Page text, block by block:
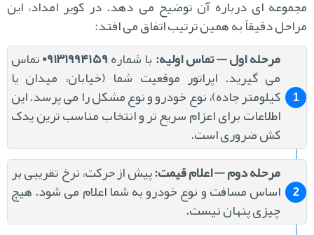
ای درباره آن توضیح می دهد. در کویر امداد، این
دقیقاً به همین ترتیب اتفاق می افتد:
مرحله اول — تماس اولیه:با شماره۰۹۱۳۱۹۹۴۱۵۹تماس
می گیرید. اپراتور موقعیت شما (خیابان، میدان یا
کیلومتر جاده)، نوع خودرو و نوع مشکل را می پرسد. این
اطلاعات برای اعزام سریع تر و انتخاب مناسب ترین یدک
کش ضروری است.
مرحله دوم — اعلام قیمت:پیش از حرکت، نرخ تقریبی بر
اساس مسافت و نوع خودرو به شما اعلام می شود. هیچ
چیزی پنهان نیست.